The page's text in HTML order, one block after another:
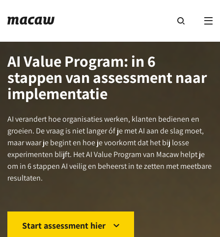
AI Value Program: in 6
stappen van assessment naar
implementatie
AI verandert hoe organisaties werken, klanten bedienen en
groeien. De vraag is niet langer óf je met AI aan de slag moet,
maar waar je begint en hoe je voorkomt dat het bij losse
experimenten blijft. Het AI Value Program van Macaw helpt je
om in 6 stappen AI veilig en beheerst in te zetten met meetbare
resultaten.
Start assessment hier